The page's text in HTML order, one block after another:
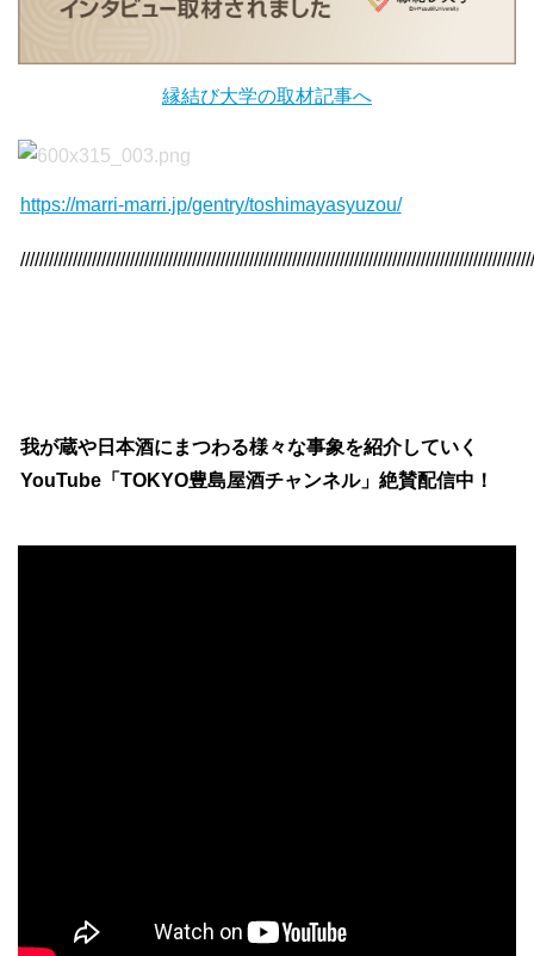
縁結び大学の取材記事へ
https://marri-marri.jp/gentry/toshimayasyuzou/
我が蔵や日本酒にまつわる様々な事象を紹介していく
YouTube「TOKYO豊島屋酒チャンネル」絶賛配信中！